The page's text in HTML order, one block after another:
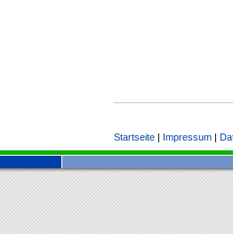
Startseite| Impressum|